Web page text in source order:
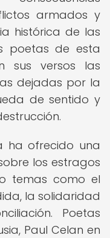
armados y
histórica de las
poetas de esta
sus versos las
dejadas por la
de sentido y
ha ofrecido una
los estragos
temas como el
la solidaridad
Poetas
Paul Celan en